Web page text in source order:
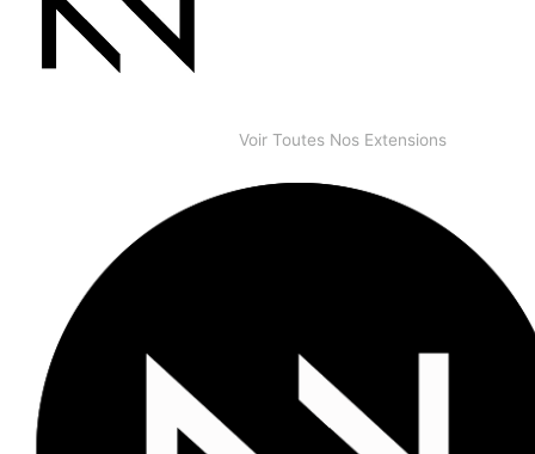
Voir Toutes Nos Extensions